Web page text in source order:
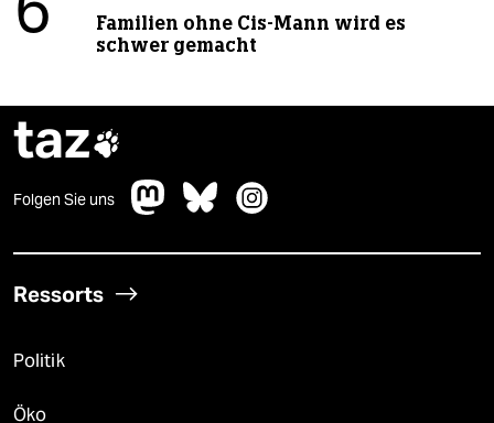
6
Familien ohne Cis-Mann wird es
schwer gemacht
taz
Folgen Sie uns
Ressorts
Politik
Öko